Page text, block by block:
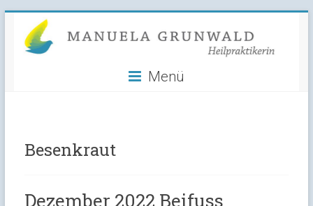
content
Manuela
Grunwald
Menü
Besenkraut
Dezember 2022 Beifuss